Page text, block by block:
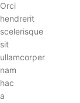
Orci
hendrerit
scelerisque
sit
ullamcorper
nam
hac
a